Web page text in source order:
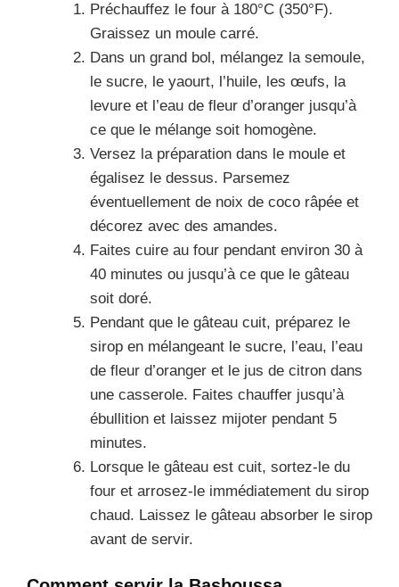
Préchauffez le four à 180°C (350°F).
Graissez un moule carré.
Dans un grand bol, mélangez la semoule,
le sucre, le yaourt, l’huile, les œufs, la
levure et l’eau de fleur d’oranger jusqu’à
ce que le mélange soit homogène.
Versez la préparation dans le moule et
égalisez le dessus. Parsemez
éventuellement de noix de coco râpée et
décorez avec des amandes.
Faites cuire au four pendant environ 30 à
40 minutes ou jusqu’à ce que le gâteau
soit doré.
Pendant que le gâteau cuit, préparez le
sirop en mélangeant le sucre, l’eau, l’eau
de fleur d’oranger et le jus de citron dans
une casserole. Faites chauffer jusqu’à
ébullition et laissez mijoter pendant 5
minutes.
Lorsque le gâteau est cuit, sortez-le du
four et arrosez-le immédiatement du sirop
chaud. Laissez le gâteau absorber le sirop
avant de servir.